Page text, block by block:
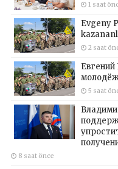
1 saat
Evgeny
2 saat
5 saat
8 saat önce